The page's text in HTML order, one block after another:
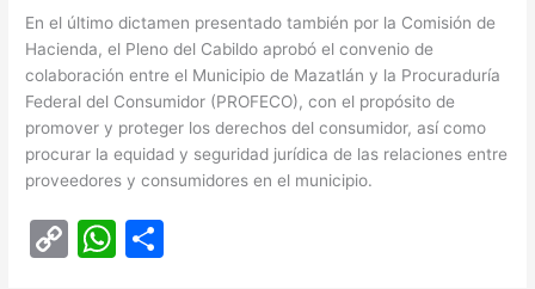
En el último dictamen presentado también por la Comisión de
Hacienda, el Pleno del Cabildo aprobó el convenio de
colaboración entre el Municipio de Mazatlán y la Procuraduría
Federal del Consumidor (PROFECO), con el propósito de
promover y proteger los derechos del consumidor, así como
procurar la equidad y seguridad jurídica de las relaciones entre
proveedores y consumidores en el municipio.
C
W